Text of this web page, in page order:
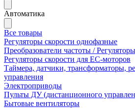
Автоматика
Все товары
Регуляторы скорости однофазные
Преобразователи частоты /
Регуляторы скорости для ЕС-моторов
Таймера, датчики, трансформаторы,
управления
Электроприводы
Пульты ДУ (дистанционного
Бытовые вентиляторы